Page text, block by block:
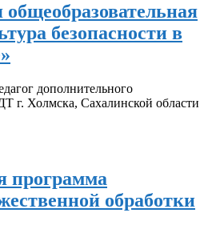
безопасности в
дополнительного
Холмска, Сахалинской области
программа
обработки